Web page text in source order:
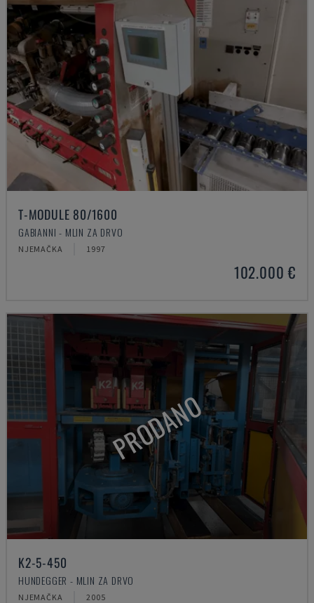
T-MODULE 80/1600
GABIANNI - MLIN ZA DRVO
NJEMAČKA 1997
102.000 €
PRODANO
K2-5-450
HUNDEGGER - MLIN ZA DRVO
NJEMAČKA 2005